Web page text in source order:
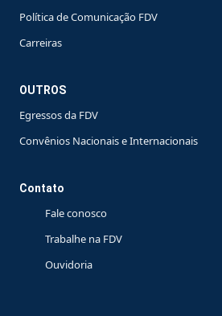
Política de Comunicação FDV
Carreiras
OUTROS
Egressos da FDV
Convênios Nacionais e Internacionais
Contato
Fale conosco
Trabalhe na FDV
Ouvidoria